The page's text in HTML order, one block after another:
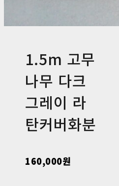
1.5m 고무
나무 다크
그레이 라
탄커버화분
160,000원